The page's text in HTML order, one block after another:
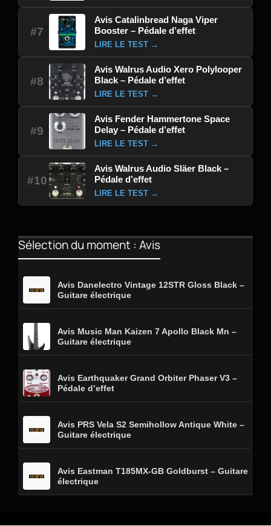
#7
Avis Catalinbread Naga Viper
Booster – Pédale d’effet
LIRE LE TEST →
#8
Avis Walrus Audio Xero Polylooper
Black – Pédale d’effet
LIRE LE TEST →
#9
Avis Fender Hammertone Space
Delay – Pédale d’effet
LIRE LE TEST →
#10
Avis Walrus Audio Släer Black –
Pédale d’effet
LIRE LE TEST →
Sélection du moment : Avis
Avis Danelectro Vintage 12STR Gloss Black –
Guitare électrique
Avis Music Man Kaizen 7 Apollo Black Mn –
Guitare électrique
Avis Earthquaker Grand Orbiter Phaser V3 –
Pédale d’effet
Avis PRS Vela S2 Semihollow Antique White –
Guitare électrique
Avis Eastman T185MX-GB Goldburst – Guitare
électrique